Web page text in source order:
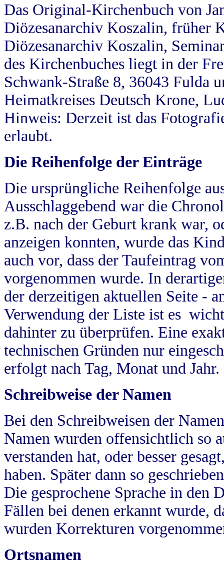
Das Original-Kirchenbuch von
Diözesanarchiv Koszalin, früher
Diözesanarchiv Koszalin,
des Kirchenbuches liegt in der
Schwank-Straße 8, 36043 Fulda
Heimatkreises Deutsch Krone,
Hinweis: Derzeit ist das
erlaubt.
Die Reihenfolge der Einträge
Die ursprüngliche Reihenfolge
Ausschlaggebend war die
z.B. nach der Geburt krank war,
anzeigen konnten, wurde das
auch vor, dass der Taufeintrag
vorgenommen wurde. In
der derzeitigen aktuellen Seite -
Verwendung der Liste ist es
dahinter zu überprüfen. Eine
technischen Gründen nur
erfolgt nach Tag, Monat und Jahr.
Schreibweise der Namen
Bei den Schreibweisen der
Namen wurden offensichtlich so
verstanden hat, oder besser
haben. Später dann so
Die gesprochene Sprache in
Fällen bei denen erkannt wurde,
wurden Korrekturen
Ortsnamen